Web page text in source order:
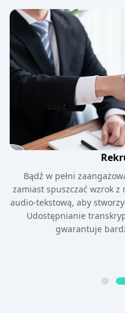
Bądź w pełni
zamiast spuszczać wzrok z
audio-tekstową, aby
Udostępnianie
gwarantuje